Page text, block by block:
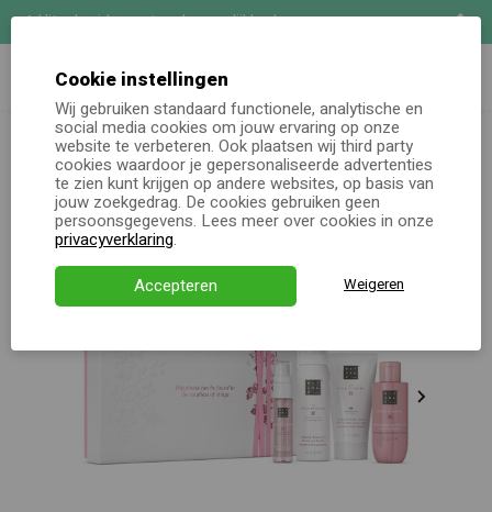
Uitgebreide maatwerk mogelijkheden
Online keuzecadeau
Kerstpakketten
Alle momenten
Verjaardagsservice
Zoeken
Rituals pakketten The Ritual of Sakura Small Gift Set
Cookie instellingen
Wij gebruiken standaard functionele, analytische en
social media cookies om jouw ervaring op onze
website te verbeteren. Ook plaatsen wij third party
cookies waardoor je gepersonaliseerde advertenties
te zien kunt krijgen op andere websites, op basis van
jouw zoekgedrag. De cookies gebruiken geen
persoonsgegevens. Lees meer over cookies in onze
privacyverklaring.
Accepteren
Weigeren